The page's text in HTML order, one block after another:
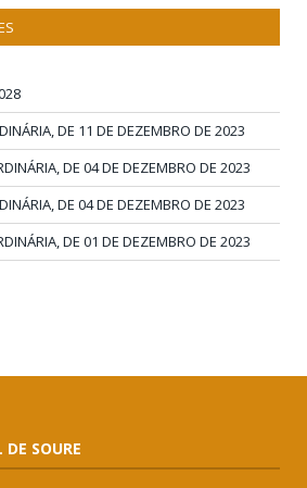
DE 11 DE DEZEMBRO DE 2023
DE 04 DE DEZEMBRO DE 2023
DE 04 DE DEZEMBRO DE 2023
DE 01 DE DEZEMBRO DE 2023
SOURE